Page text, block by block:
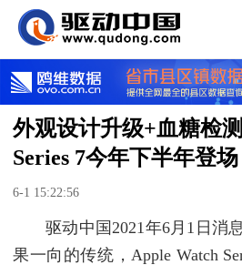
外观设计升级+血糖检
Series 7今年下半年登场
6-1 15:22:56
驱动中国2021年6月1日消
果一向的传统，Apple Watch